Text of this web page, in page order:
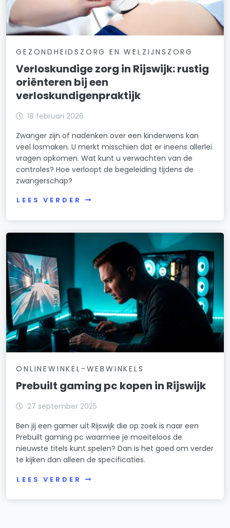
GEZONDHEIDSZORG EN WELZIJNSZORG
Verloskundige zorg in Rijswijk: rustig
oriënteren bij een
verloskundigenpraktijk
18 februari 2026
Zwanger zijn of nadenken over een kinderwens kan
veel losmaken. U merkt misschien dat er ineens allerlei
vragen opkomen. Wat kunt u verwachten van de
controles? Hoe verloopt de begeleiding tijdens de
zwangerschap?
LEES VERDER
ONLINEWINKEL-WEBWINKELS
Prebuilt gaming pc kopen in Rijswijk
27 september 2025
Ben jij een gamer uit Rijswijk die op zoek is naar een
Prebuilt gaming pc waarmee je moeiteloos de
nieuwste titels kunt spelen? Dan is het goed om verder
te kijken dan alleen de specificaties.
LEES VERDER